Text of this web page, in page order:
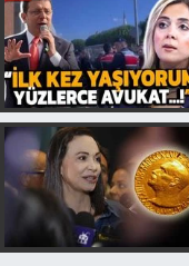
Türkiye'nin
Türkiye'nin
Yerel Gündem
Yerel Yaşam
Canlı Yayın